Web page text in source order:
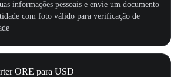
informações pessoais e envie um documento
com foto válido para verificação de
ORE para USD